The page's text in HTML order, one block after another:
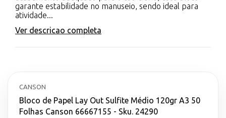
garante estabilidade no manuseio, sendo ideal para
atividade...
Ver descricao completa
CANSON
Bloco de Papel Lay Out Sulfite Médio 120gr A3 50
Folhas Canson 66667155 - Sku. 24290